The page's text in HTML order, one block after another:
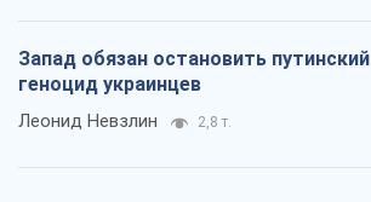
Запад обязан остановить путинский
геноцид украинцев
Леонид Невзлин 2,8 т.